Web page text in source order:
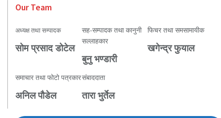
Our Team
अध्यक्ष तथा सम्पादक
सोम प्रसाद डोटेल
सह-सम्पादक तथा कानुनी
सल्लाहकार
बुनु भण्डारी
फिचर तथा समसामायीक
खगेन्द्र फुयाल
समाचार तथा फोटो पत्रकार
अनिल पौडेल
संबाददाता
तारा भुर्तेल